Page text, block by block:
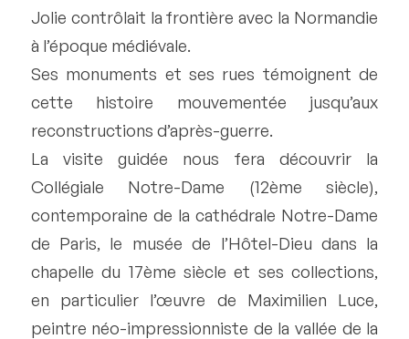
Jolie contrôlait la frontière avec la Normandie
à l’époque médiévale.
Ses monuments et ses rues témoignent de
cette histoire mouvementée jusqu’aux
reconstructions d’après-guerre.
La visite guidée nous fera découvrir la
Collégiale Notre-Dame (12ème siècle),
contemporaine de la cathédrale Notre-Dame
de Paris, le musée de l’Hôtel-Dieu dans la
chapelle du 17ème siècle et ses collections,
en particulier l’œuvre de Maximilien Luce,
peintre néo-impressionniste de la vallée de la